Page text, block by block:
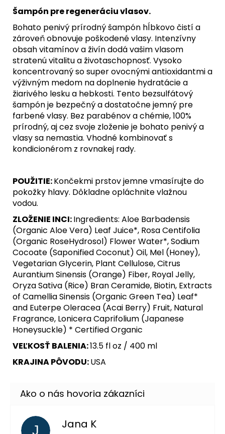
Šampón pre regeneráciu vlasov.
Bohato penivý prírodný šampón hĺbkovo čistí a
zároveň obnovuje poškodené vlasy. Intenzívny
obsah vitamínov a živín dodá vašim vlasom
stratenú vitalitu a životaschopnosť. Vysoko
koncentrovaný so super ovocnými antioxidantmi a
výživným medom na doplnenie hydratácie a
žiarivého lesku a hebkosti. Tento bezsulfátový
šampón je bezpečný a dostatočne jemný pre
farbené vlasy. Bez parabénov a chémie, 100%
prírodný, aj cez svoje zloženie je bohato penivý a
vlasy sa nemastia. Vhodné kombinovať s
kondicionérom z rovnakej rady.
POUŽITIE:Končekmi prstov jemne vmasírujte do
pokožky hlavy. Dôkladne opláchnite vlažnou
vodou.
ZLOŽENIE INCI:Ingredients: Aloe Barbadensis
(Organic Aloe Vera) Leaf Juice*, Rosa Centifolia
(Organic RoseHydrosol) Flower Water*, Sodium
Cocoate (Saponified Coconut) Oil, Mel (Honey),
Vegetarian Glycerin, Plant Cellulose, Citrus
Aurantium Sinensis (Orange) Fiber, Royal Jelly,
Oryza Sativa (Rice) Bran Ceramide, Biotin, Extracts
of Camellia Sinensis (Organic Green Tea) Leaf*
and Euterpe Oleracea (Acai Berry) Fruit, Natural
Fragrance, Lonicera Caprifolium (Japanese
Honeysuckle) * Certified Organic
VEĽKOSŤ BALENIA:13.5 fl oz / 400 ml
KRAJINA PÔVODU:USA
J Jana K